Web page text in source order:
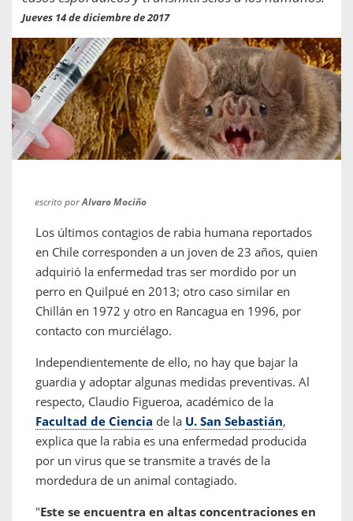
Jueves 14 de diciembre de 2017
escrito porAlvaro Mociño
Los últimos contagios de rabia humana reportados
en Chile corresponden a un joven de 23 años, quien
adquirió la enfermedad tras ser mordido por un
perro en Quilpué en 2013; otro caso similar en
Chillán en 1972 y otro en Rancagua en 1996, por
contacto con murciélago.
Independientemente de ello, no hay que bajar la
guardia y adoptar algunas medidas preventivas. Al
respecto, Claudio Figueroa, académico de la
Facultad de Ciencia de la U. San Sebastián,
explica que la rabia es una enfermedad producida
por un virus que se transmite a través de la
mordedura de un animal contagiado.
"Este se encuentra en altas concentraciones en